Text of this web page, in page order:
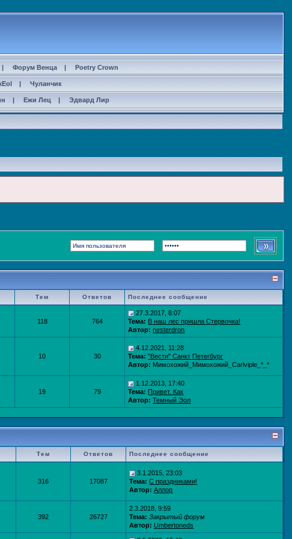
| Форум Венца | Poetry Crown
| Чуланчик
| Ежи Лец | Эдвард Лир
Тем Ответов Последнее сообщение
118 764
27.3.2017, 8:07
Тема: В наш лес пришла Стервочка!
Автор: nesterdron
10 30
4.12.2021, 11:28
Тема: "Вести" Санкт Петегбург
Автор: Мимохожий_Мимохожий_Carlviple_*_*
19 79
1.12.2013, 17:40
Тема: Привет. Как
Автор: Темный Эол
Тем Ответов Последнее сообщение
316 17087
3.1.2015, 23:03
Тема: С праздниками!
Автор: Аллор
392 26727
2.3.2018, 9:59
Тема: Закрытый форум
Автор: Umbertoneds